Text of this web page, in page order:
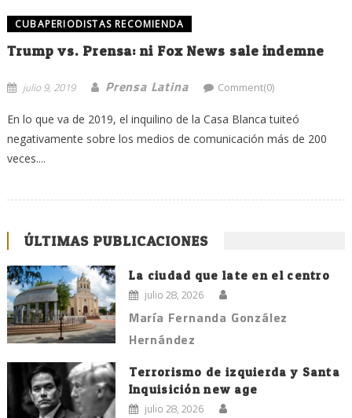
CUBAPERIODISTAS RECOMIENDA
Trump vs. Prensa: ni Fox News sale indemne
julio 9, 2019 Prensa Latina Comment(0)
En lo que va de 2019, el inquilino de la Casa Blanca tuiteó
negativamente sobre los medios de comunicación más de 200
veces....
ÚLTIMAS PUBLICACIONES
La ciudad que late en el centro
julio 28, 2026
María Fernanda González
Hernández
Terrorismo de izquierda y Santa
Inquisición new age
julio 28, 2026